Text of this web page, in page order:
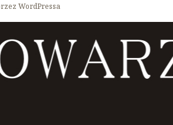
WordPressa